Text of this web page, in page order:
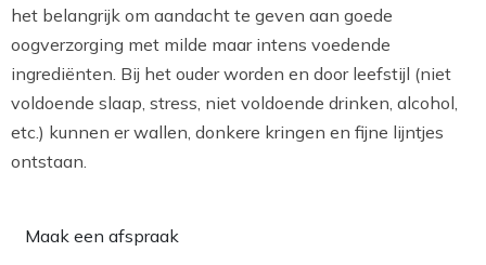
het belangrijk om aandacht te geven aan goede
oogverzorging met milde maar intens voedende
ingrediënten. Bij het ouder worden en door leefstijl (niet
voldoende slaap, stress, niet voldoende drinken, alcohol,
etc.) kunnen er wallen, donkere kringen en fijne lijntjes
ontstaan.
Maak een afspraak